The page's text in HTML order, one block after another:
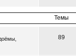
Темы
89